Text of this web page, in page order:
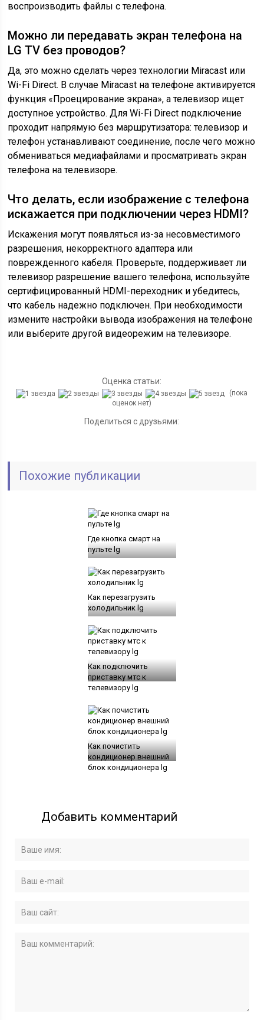
воспроизводить файлы с телефона.
Можно ли передавать экран телефона на
LG TV без проводов?
Да, это можно сделать через технологии Miracast или
Wi-Fi Direct. В случае Miracast на телефоне активируется
функция «Проецирование экрана», а телевизор ищет
доступное устройство. Для Wi-Fi Direct подключение
проходит напрямую без маршрутизатора: телевизор и
телефон устанавливают соединение, после чего можно
обмениваться медиафайлами и просматривать экран
телефона на телевизоре.
Что делать, если изображение с телефона
искажается при подключении через HDMI?
Искажения могут появляться из-за несовместимого
разрешения, некорректного адаптера или
поврежденного кабеля. Проверьте, поддерживает ли
телевизор разрешение вашего телефона, используйте
сертифицированный HDMI-переходник и убедитесь,
что кабель надежно подключен. При необходимости
измените настройки вывода изображения на телефоне
или выберите другой видеорежим на телевизоре.
Оценка статьи:
(пока
оценок нет)
Поделиться с друзьями:
Похожие публикации
Где кнопка смарт на
пульте lg
Как перезагрузить
холодильник lg
Как подключить
приставку мтс к
телевизору lg
Как почистить
кондиционер внешний
блок кондиционера lg
Добавить комментарий